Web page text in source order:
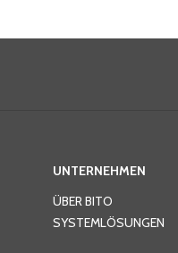
UNTERNEHMEN
ÜBER BITO
SYSTEMLÖSUNGEN